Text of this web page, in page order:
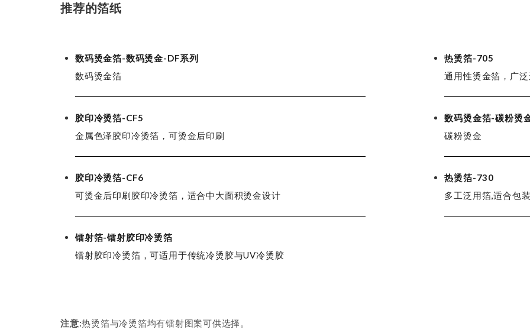
推荐的箔纸
数码烫金箔-数码烫金-DF系列
数码烫金箔
热烫箔-705
通用性烫金箔，广
胶印冷烫箔-CF5
金属色泽胶印冷烫箔，可烫金后印刷
数码烫金箔-碳粉烫
碳粉烫金
胶印冷烫箔-CF6
可烫金后印刷胶印冷烫箔，适合中大面积烫金设计
热烫箔-730
多工泛用箔,适合包
镭射箔-镭射胶印冷烫箔
镭射胶印冷烫箔，可适用于传统冷烫胶与UV冷烫胶
注意:热烫箔与冷烫箔均有镭射图案可供选择。